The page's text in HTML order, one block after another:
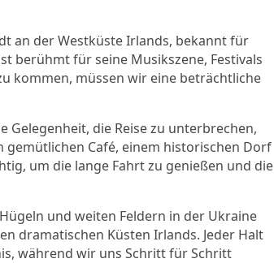
an der Westküste Irlands, bekannt für
berühmt für seine Musikszene, Festivals
kommen, müssen wir eine beträchtliche
Gelegenheit, die Reise zu unterbrechen,
Café, einem historischen Dorf
um die lange Fahrt zu genießen und die
und weiten Feldern in der Ukraine
dramatischen Küsten Irlands. Jeder Halt
während wir uns Schritt für Schritt